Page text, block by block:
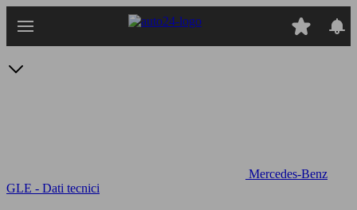
Mercedes-Benz
GLE - Dati tecnici